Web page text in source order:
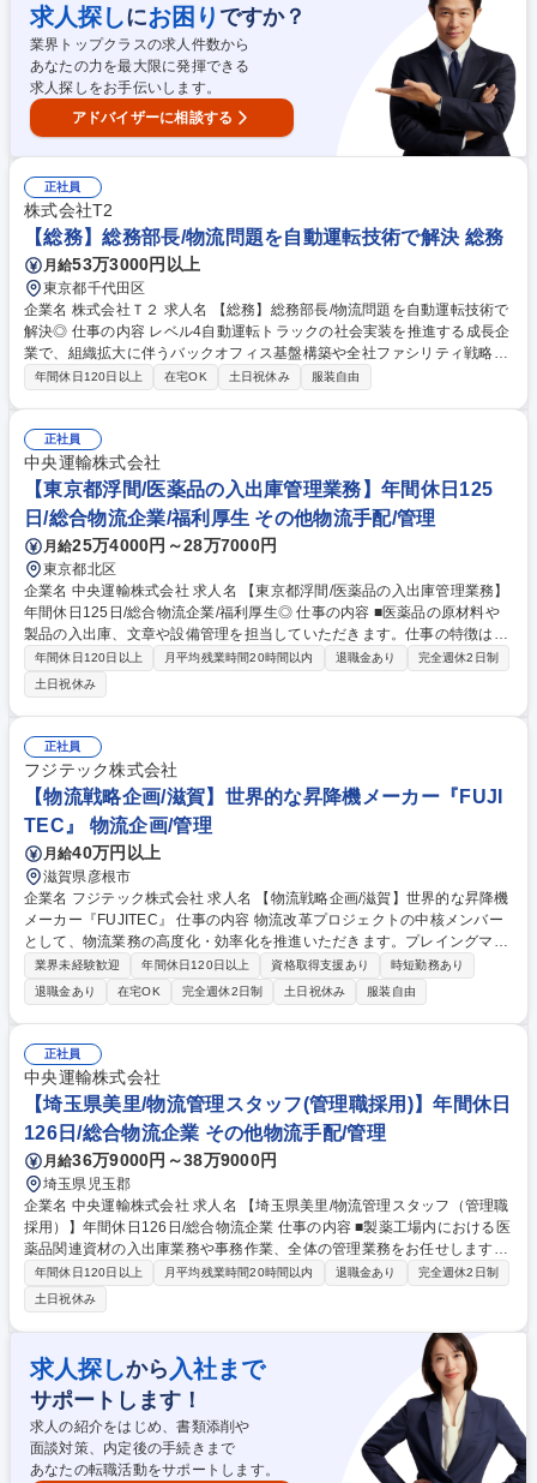
ンジニア・リーダー/フルリモート可
求人探しにお困り ですか？
業界トップクラスの求人件数から
あなたの力を最大限に発揮できる
求人探しをお手伝いします。
アドバイザーに相談する
正社員
株式会社T2
【総務】総務部長/物流問題を自動運転技術で解決 総務
月給53万3000円以上
東京都千代田区
企業名 株式会社Ｔ２ 求人名 【総務】総務部長/物流問題を自動運転技術で
解決◎ 仕事の内容 レベル4自動運転トラックの社会実装を推進する成長企
業で、組織拡大に伴うバックオフィス基盤構築や全社ファシリティ戦略の
立案・実行を担います。 ・コーポレート本部における総務部の立ち上げお
理（健康診断 ／ストレスチェック）および安全衛生委員会の運営 ・各種
社内規程の制定 ／管理およびリーガル ／コンプライアンス（法務）との
連携 ・防災計画の策定、BCP（事業継続計画）の構築および実行 など 募
集職種 【総務】総務部長/物流問題を自動運転技術で解決◎
年間休日120日以上 在宅OK 土日祝休み 服装自由
正社員
中央運輸株式会社
【東京都浮間/医薬品の入出庫管理業務】年間休日125
日/総合物流企業/福利厚生 その他物流手配/管理
月給25万4000円～28万7000円
東京都北区
企業名 中央運輸株式会社 求人名 【東京都浮間/医薬品の入出庫管理業務】
年間休日125日/総合物流企業/福利厚生◎ 仕事の内容 ■医薬品の原材料や
製品の入出庫、文章や設備管理を担当していただきます。仕事の特徴は
「作業6割、事務4割」です。 入社後の研修を経て、様々な業務を少しず
つお任せしていきます。 ■製造・品質管理基準（GMP）に基づいた倉庫の
維持管理 ■作業指示書に基づく入出庫作業 ■作業内容の点検 ■作業記録な
どの書類作成 ■作業手順書の改定など ○入社後の研修について○ 入社後1か
月間はe-learning受講やその後作業のOJT教育作業を1か月かけて習得し、
本社での中途入社社員研修(半日)を行います。教育者のサポートを受けな
がら入社1年後には認定評価100%取得を目指してもらいます。 募集職種
【東京都浮間/医薬品の入出庫管理業務】年間休日125日/総合物流企業/福
利厚生◎
年間休日120日以上 月平均残業時間20時間以内 退職金あり
完全週休2日制
土日祝休み
正社員
フジテック株式会社
【物流戦略企画/滋賀】世界的な昇降機メーカー『FUJI
TEC』 物流企画/管理
月給40万円以上
滋賀県彦根市
企業名 フジテック株式会社 求人名 【物流戦略企画/滋賀】世界的な昇降機
メーカー『FUJITEC』 仕事の内容 物流改革プロジェクトの中核メンバー
として、物流業務の高度化・効率化を推進いただきます。プレイングマネ
ージャーまたは近い将来の幹部候補として物流戦略の立案や組織マネジメ
ントにも携わっていただきます。 ＜具体的な業務例＞◆物流業務の現状分
析および課題抽出（輸送・保管・荷役など）◆載率向上、リードタイム短
縮、コスト削減施策の企画・実行 ◆物流KPI（積載率、荷待ち時間等）の
設計・運用・改善 ◆物流システム導入・改善（WMS/TMS等）の企画推進
◆社内関連部門（製造・調達等）および外部物流会社との調整・交渉 募集
職種 【物流戦略企画/滋賀】世界的な昇降機メーカー『FUJITEC』
業界未経験歓迎 年間休日120日以上 資格取得支援あり
時短勤務あり
退職金あり
在宅OK 完全週休2日制 土日祝休み 服装自由
正社員
中央運輸株式会社
【埼玉県美里/物流管理スタッフ(管理職採用)】年間休日
126日/総合物流企業 その他物流手配/管理
月給36万9000円～38万9000円
埼玉県児玉郡
企業名 中央運輸株式会社 求人名 【埼玉県美里/物流管理スタッフ（管理職
採用）】年間休日126日/総合物流企業 仕事の内容 ■製薬工場内における医
薬品関連資材の入出庫業務や事務作業、全体の管理業務をお任せします。
※日勤のみ ※管理職採用 ■資材などの入庫作業、医薬品の出庫作業 ■パソ
コン等でのデータ入力 ■製品の出荷や廃棄物処理など、施設内に関わる業
務の全般 ◆ゆくゆくは現場オペレーション、人員育成、安全品質、製薬メ
ーカーとの打ち合わせなど全体の管理業務をご担当いただきます。 募集職
種 【埼玉県美里/物流管理スタッフ（管理職採用）】年間休日126日/総合
物流企業
年間休日120日以上 月平均残業時間20時間以内 退職金あり
完全週休2日制
土日祝休み
求人探しから 入社まで
サポートします！
求人の紹介をはじめ、書類添削や
面談対策、内定後の手続きまで
あなたの転職活動をサポートします。